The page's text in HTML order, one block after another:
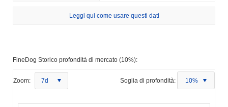
Leggi qui come usare questi dati
FineDog Storico profondità di mercato (10%):
Zoom: 7d Soglia di profondità: 10%